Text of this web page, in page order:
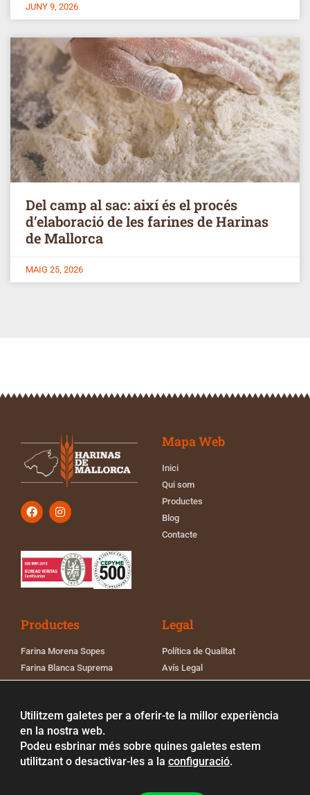
JUNY 9, 2026
Del camp al sac: així és el procés
d’elaboració de les farines de Harinas
de Mallorca
MAIG 25, 2026
Mapa Web
Inici
Qui som
Productes
Blog
Contacte
Productes
Farina Morena Sopes
Farina Blanca Suprema
Farina de Blat Força
Legal
Política de Qualitat
Avís Legal
Registre sanitari Grupo
Utilitzem galetes per a oferir-te la millor experiència
en la nostra web.
Podeu esbrinar més sobre quines galetes estem
utilitzant o desactivar-les a la configuració.